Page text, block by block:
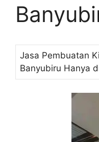
Jasa Pembuatan
Banyubiru Hanya